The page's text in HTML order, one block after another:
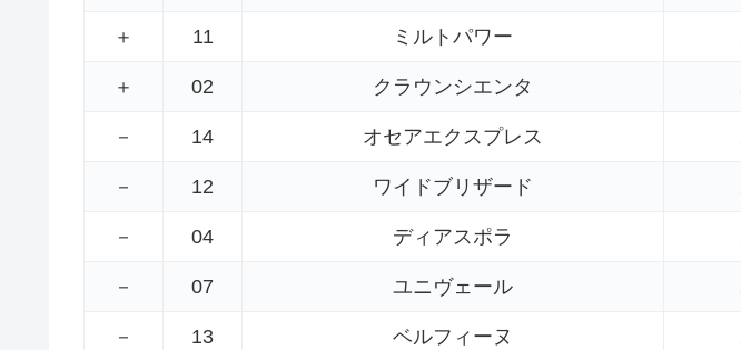
＋ 11 ミルトパワー
＋ 02 クラウンシエンタ
－ 14 オセアエクスプレス
－ 12 ワイドブリザード
－ 04 ディアスポラ
－ 07 ユニヴェール
－ 13 ベルフィーヌ